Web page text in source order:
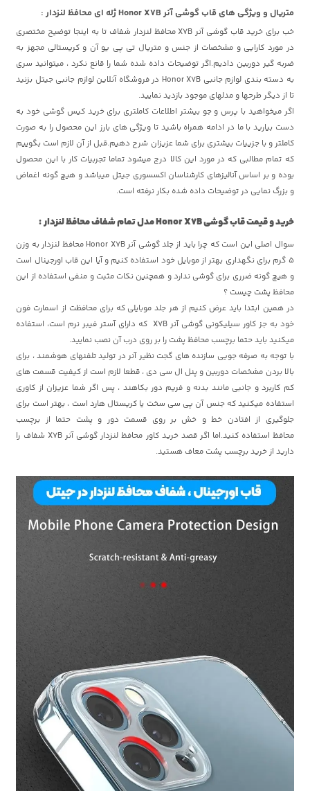
متریال و ویژگی های قاب گوشی آنر Honor X7B ژله ای محافظ لنزدار :
خب برای خرید قاب گوشی آنر X7B محافظ لنزدار شفاف تا به اینجا توضیح مختصری
در مورد کارایی و مشخصات از جنس و متریال تی پی یو آن و کریستالی مجهز به
ضربه گیر دوربین دادیم.اگر توضیحات داده شده شما را قانع نکرد ، میتوانید سری
به دسته بندی لوازم جانبی Honor X7B در فروشگاه آنلاین لوازم جانبی جیتل بزنید
تا از دیگر طرحها و مدلهای موجود بازدید نمایید.
اگر میخواهید با پرس و جو بیشتر اطلاعات کاملتری برای خرید کیس گوشی خود به
دست بیارید با ما در ادامه همراه باشید تا ویژگی های بارز این محصول را به صورت
کاملتر و با جزییات بیشتری برای شما عزیزان شرح دهیم.قبل از آن لازم است بگوییم
که تمام مطالبی که در مورد این کالا درج میشود تماما تجربیات کار با این محصول
بوده و بر اساس آنالیزهای کارشناسان اکسسوری جیتل میباشد و هیچ گونه اغماض
و بزرگ نمایی در توضیحات داده شده بکار نرفته است.
خرید و قیمت قاب گوشی Honor X7B مدل تمام شفاف محافظ لنزدار :
سوال اصلی این است که چرا باید از جلد گوشی آنر Honor X7B محافظ لنزدار به وزن
5 گرم برای نگهداری بهتر از موبایل خود استفاده کنیم و آیا این قاب اورجینال است
و هیچ گونه ضرری برای گوشی ندارد و همچنین نکات مثبت و منفی استفاده از این
محافظ پشت چیست ؟
در همین ابتدا باید عرض کنیم از هر جلد موبایلی که برای محافظت از اسمارت فون
خود به جز کاور سیلیکونی گوشی آنر X7B که دارای آستر فیبر نرم است، استفاده
میکنید باید حتما برچسب محافظ پشت را بر روی درب آن نصب نمایید.
با توجه به صرفه جویی سازنده های گجت نظیر آنر در تولید تلفنهای هوشمند ، برای
بالا بردن مشخصات دوربین و پنل ال سی دی ، قطعا لازم است از کیفیت قسمت های
کم کاربرد و جانبی مانند بدنه و فریم دور بکاهند ، پس اگر شما عزیزان از کاوری
استفاده میکنید که جنس آن پی سی سخت یا کریستال هارد است ، بهتر است برای
جلوگیری از افتادن خط و خش بر روی قسمت دور و پشت حتما از برچسب
محافظ استفاده کنید.اما اگر قصد خرید کاور محافظ لنزدار گوشی آنر X7B شفاف را
دارید از خرید برچسب پشت معاف هستید.